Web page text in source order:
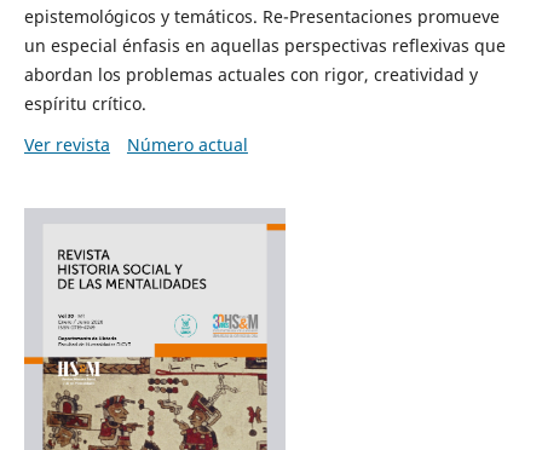
epistemológicos y temáticos. Re-Presentaciones promueve
un especial énfasis en aquellas perspectivas reflexivas que
abordan los problemas actuales con rigor, creatividad y
espíritu crítico.
Ver revista
Número actual